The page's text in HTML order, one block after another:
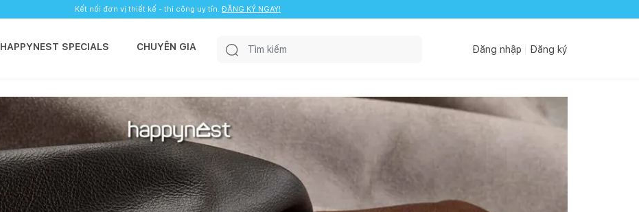
Kết nối đơn vị thiết kế - thi công uy tín. ĐĂNG KÝ NGAY!
HAPPYNEST SPECIALS CHUYÊN GIA Đăng nhập Đăng ký